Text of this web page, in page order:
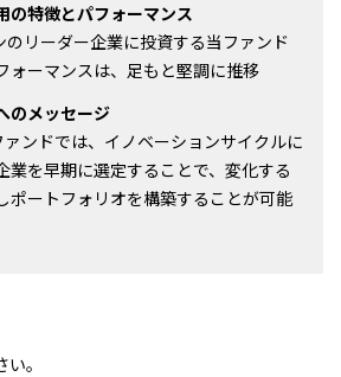
の特徴とパフォーマンス
のリーダー企業に投資する当ファンド
ォーマンスは、足もと堅調に推移
のメッセージ
ンドでは、イノベーションサイクルに
業を早期に選定することで、変化する
ポートフォリオを構築することが可能
。